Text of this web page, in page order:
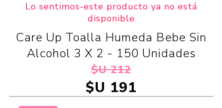
Lo sentimos-este producto ya no está
disponible
Care Up Toalla Humeda Bebe Sin
Alcohol 3 X 2 - 150 Unidades
$U 212
$U 191